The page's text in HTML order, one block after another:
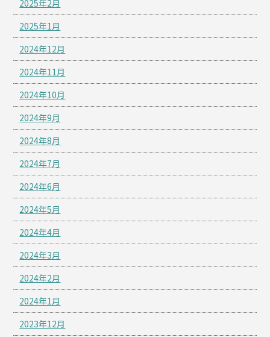
2025年2月
2025年1月
2024年12月
2024年11月
2024年10月
2024年9月
2024年8月
2024年7月
2024年6月
2024年5月
2024年4月
2024年3月
2024年2月
2024年1月
2023年12月